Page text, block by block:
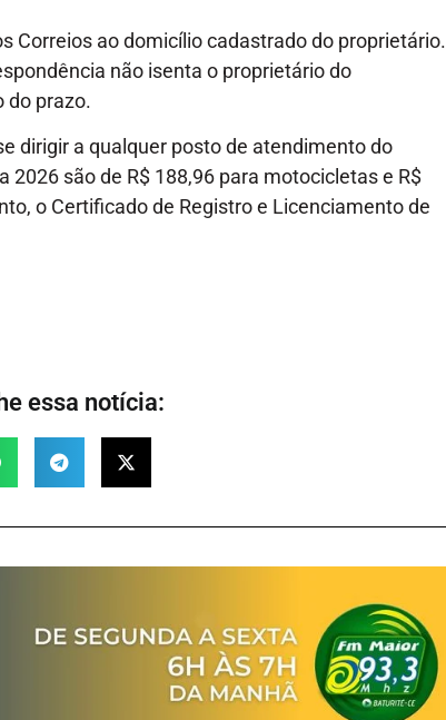
Correios ao domicílio cadastrado do proprietário.
não isenta o proprietário do
do prazo.
dirigir a qualquer posto de atendimento do
2026 são de R$ 188,96 para motocicletas e R$
o Certificado de Registro e Licenciamento de
essa notícia: